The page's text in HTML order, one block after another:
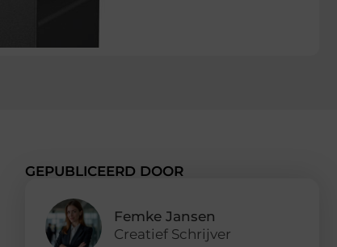
GEPUBLICEERD DOOR
Femke Jansen
Creatief Schrijver